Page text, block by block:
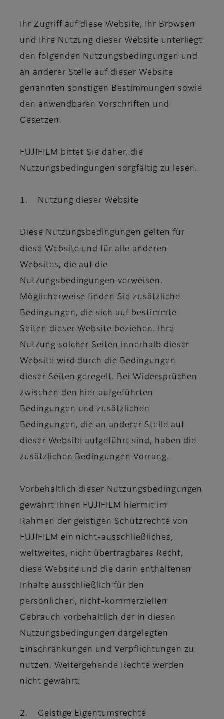
Ihr Zugriff auf diese Website, Ihr Browsen
und Ihre Nutzung dieser Website unterliegt
den folgenden Nutzungsbedingungen und
an anderer Stelle auf dieser Website
genannten sonstigen Bestimmungen sowie
den anwendbaren Vorschriften und
Gesetzen.
FUJIFILM bittet Sie daher, die
Nutzungsbedingungen sorgfältig zu lesen.
1. Nutzung dieser Website
Diese Nutzungsbedingungen gelten für
diese Website und für alle anderen
Websites, die auf die
Nutzungsbedingungen verweisen.
Möglicherweise finden Sie zusätzliche
Bedingungen, die sich auf bestimmte
Seiten dieser Website beziehen. Ihre
Nutzung solcher Seiten innerhalb dieser
Website wird durch die Bedingungen
dieser Seiten geregelt. Bei Widersprüchen
zwischen den hier aufgeführten
Bedingungen und zusätzlichen
Bedingungen, die an anderer Stelle auf
dieser Website aufgeführt sind, haben die
zusätzlichen Bedingungen Vorrang.
Vorbehaltlich dieser Nutzungsbedingungen
gewährt Ihnen FUJIFILM hiermit im
Rahmen der geistigen Schutzrechte von
FUJIFILM ein nicht-ausschließliches,
weltweites, nicht übertragbares Recht,
diese Website und die darin enthaltenen
Inhalte ausschließlich für den
persönlichen, nicht-kommerziellen
Gebrauch vorbehaltlich der in diesen
Nutzungsbedingungen dargelegten
Einschränkungen und Verpflichtungen zu
nutzen. Weitergehende Rechte werden
nicht gewährt.
2. Geistige Eigentumsrechte